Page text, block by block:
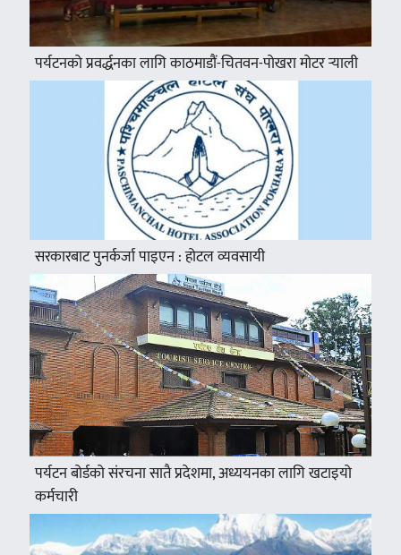
पर्यटनको प्रवर्द्धनका लागि काठमाडौं-चितवन-पोखरा मोटर र्‍याली
सरकारबाट पुनर्कर्जा पाइएन : होटल व्यवसायी
पर्यटन बोर्डको संरचना सातै प्रदेशमा, अध्ययनका लागि खटाइयो
कर्मचारी